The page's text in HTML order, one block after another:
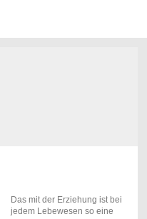
Das mit der Erziehung ist bei
jedem Lebewesen so eine